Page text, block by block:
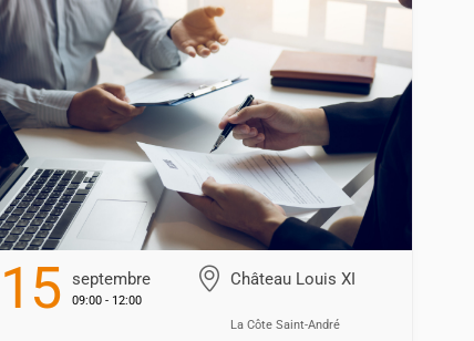
15 Septembre
09:00 - 12:00
Château Louis XI
La Côte Saint-André